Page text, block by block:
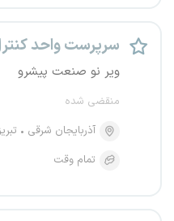
سرپرست واحد
ویر نو صنعت پیشرو
منقضی شده
آذربایجان شرقی
تمام وقت